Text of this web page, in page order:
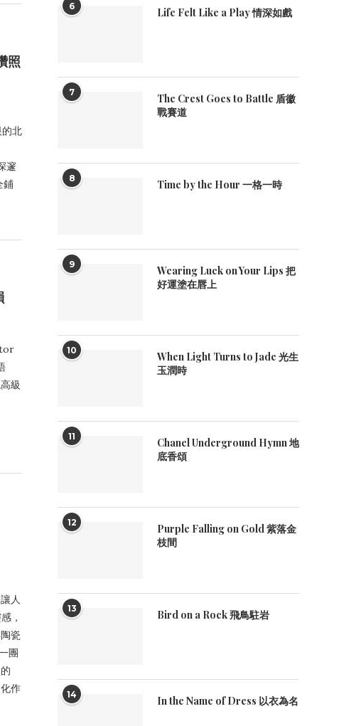
照
北
邃
鋪
級
人
，
瓷
團
作
6 Life Felt Like a Play 情深如戲
7
The Crest Goes to Battle 盾徽
戰賽道
8 Time by the Hour 一格一時
9
Wearing Luck on Your Lips 把
好運塗在唇上
10
When Light Turns to Jade 光生
玉潤時
11
Chanel Underground Hymn 地
底香頌
12
Purple Falling on Gold 紫落金
枝間
13 Bird on a Rock 飛鳥駐岩
14 In the Name of Dress 以衣為名